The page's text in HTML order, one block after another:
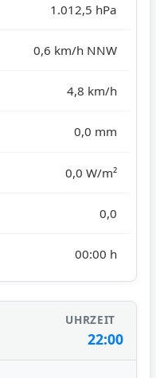
1.012,5 hPa
0,6 km/h NNW
4,8 km/h
0,0 mm
0,0 W/m²
0,0
00:00 h
22:00